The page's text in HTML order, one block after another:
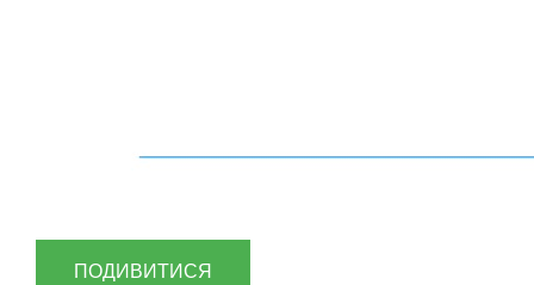
ПОДИВИТИСЯ